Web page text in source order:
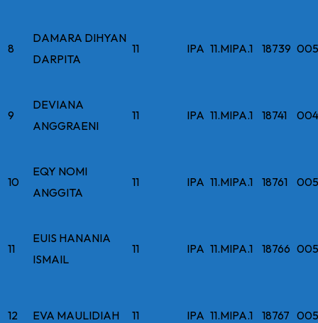
8
DAMARA DIHYAN
DARPITA
11 IPA 11.MIPA.1 18739
9
DEVIANA
ANGGRAENI
11 IPA 11.MIPA.1 18741
10
EQY NOMI
ANGGITA
11 IPA 11.MIPA.1 18761
11
EUIS HANANIA
ISMAIL
11 IPA 11.MIPA.1 18766
12 EVA MAULIDIAH 11 IPA 11.MIPA.1 18767